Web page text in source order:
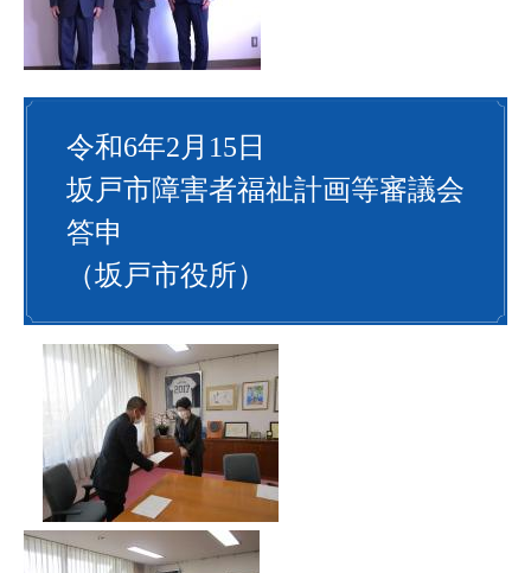
令和6年2月15日
坂戸市障害者福祉計画等審議会
答申
（坂戸市役所）